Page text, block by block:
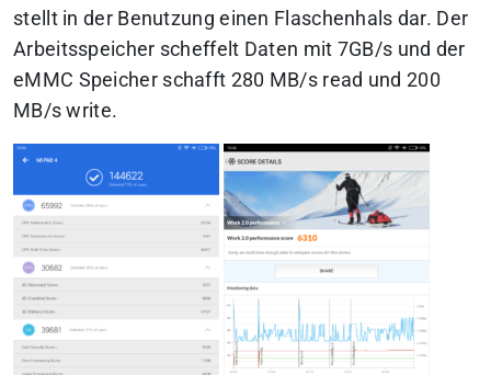
stellt in der Benutzung einen Flaschenhals dar. Der
Arbeitsspeicher scheffelt Daten mit 7GB/s und der
eMMC Speicher schafft 280 MB/s read und 200
MB/s write.